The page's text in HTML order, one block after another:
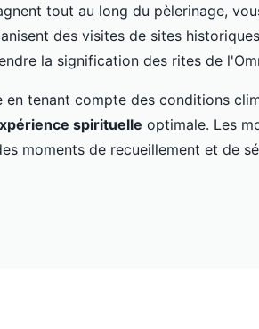
tout au long du pèlerinage,
des visites de sites
la signification des rites de
tenant compte des conditions
spirituelle optimale. Les
moments de recueillement et de